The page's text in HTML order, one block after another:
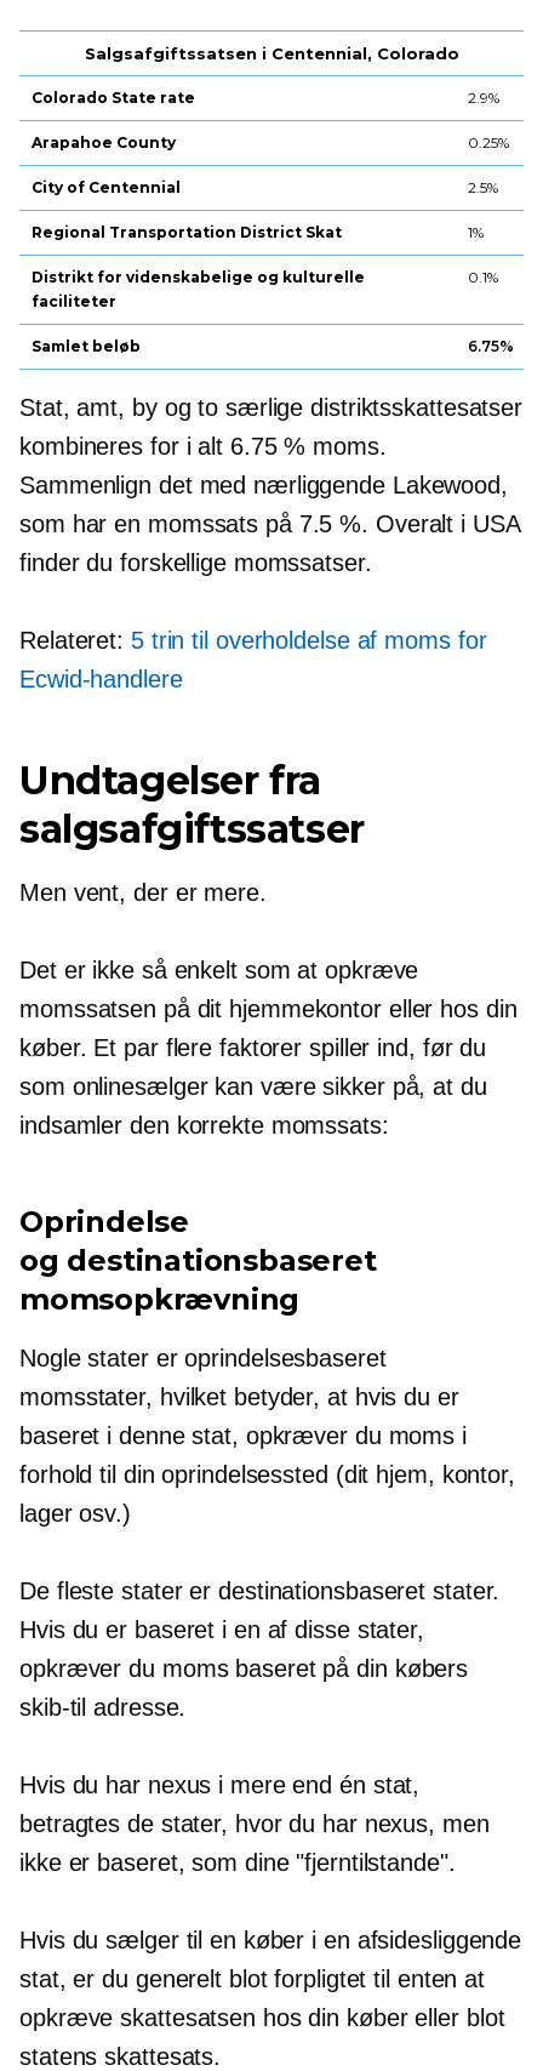
Salgsafgiftssatsen i Centennial, Colorado
Colorado State rate 2.9%
Arapahoe County 0.25%
City of Centennial 2.5%
Regional Transportation District Skat 1%
Distrikt for videnskabelige og kulturelle
faciliteter
0.1%
Samlet beløb 6.75%
Stat, amt, by og to særlige distriktsskattesatser
kombineres for i alt 6.75 % moms.
Sammenlign det med nærliggende Lakewood,
som har en momssats på 7.5 %. Overalt i USA
finder du forskellige momssatser.
Relateret: 5 trin til overholdelse af moms for
Ecwid-handlere
Undtagelser fra
salgsafgiftssatser
Men vent, der er mere.
Det er ikke så enkelt som at opkræve
momssatsen på dit hjemmekontor eller hos din
køber. Et par flere faktorer spiller ind, før du
som onlinesælger kan være sikker på, at du
indsamler den korrekte momssats:
Oprindelse
og destinationsbaseret
momsopkrævning
Nogle stater eroprindelsesbaseret
momsstater, hvilket betyder, at hvis du er
baseret i denne stat, opkræver du moms i
forhold til din oprindelsessted (dit hjem, kontor,
lager osv.)
De fleste stater er destinationsbaseret stater.
Hvis du er baseret i en af ​​disse stater,
opkræver du moms baseret på din købers
skib-til adresse.
Hvis du har nexus i mere end én stat,
betragtes de stater, hvor du har nexus, men
ikke er baseret, som dine "fjerntilstande".
Hvis du sælger til en køber i en afsidesliggende
stat, er du generelt blot forpligtet til enten at
opkræve skattesatsen hos din køber eller blot
statens skattesats.